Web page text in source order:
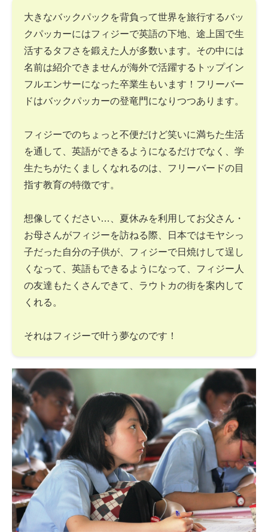
大きなバックパックを背負って世界を旅行するバッ
クパッカーにはフィジーで英語の下地、途上国で生
活するタフさを鍛えた人が多数います。その中には
名前は紹介できませんが海外で活躍するトップイン
フルエンサーになった卒業生もいます！フリーバー
ドはバックパッカーの登竜門になりつつあります。
フィジーでのちょっと不便だけど笑いに満ちた生活
を通して、英語ができるようになるだけでなく、学
生たちがたくましくなれるのは、フリーバードの目
指す教育の特徴です。
想像してください…、夏休みを利用してお父さん・
お母さんがフィジーを訪ねる際、日本ではモヤシっ
子だった自分の子供が、フィジーで日焼けして逞し
くなって、英語もできるようになって、フィジー人
の友達もたくさんできて、ラウトカの街を案内して
くれる。
それはフィジーで叶う夢なのです！